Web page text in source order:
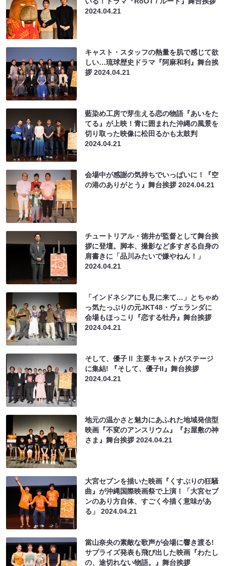
2024.04.21
キャスト・スタッフの熱量を肌で感じて欲
しい…琉球歴史ドラマ『阿麻和利』舞台挨
拶2024.04.21
藍染め工房で芽生える恋の物語『あいをた
てる』が上映！青に囲まれた沖縄の風景を
切り取った映像に松田るかも太鼓判
2024.04.21
会場中が感謝の気持ちでいっぱいに！『空
の港のありがとう』舞台挨拶2024.04.21
チュートリアル・徳井が監督として舞台挨
拶に登壇。脚本、撮影など多すぎる自身の
肩書きに「品川みたいで嫌やねん！」
2024.04.21
「インドネシアにも見に来て…」とちゃめ
っ気たっぷりの元JKT48・ヴェランダに
会場もほっこり『恋する牡丹』舞台挨拶
2024.04.21
そして、優子Ⅱ 主要キャストがステージ
に集結! 『そして、優子II』舞台挨拶
2024.04.21
地元の温かさと魅力にあふれた地域発信型
映画『不変のアンスリウム』『お屋敷の神
さま』舞台挨拶2024.04.21
大宮セブンを描いた映画『くすぶりの狂騒
曲』が沖縄国際映画祭で上演！「大宮セブ
ンのあり方自体、すごく今描く意味があ
る」2024.04.21
當山奈央の素敵な歌声が会場に響き渡る!
サプライズ発表も飛び出した映画『わたし
の、途切れない物語。』舞台挨拶